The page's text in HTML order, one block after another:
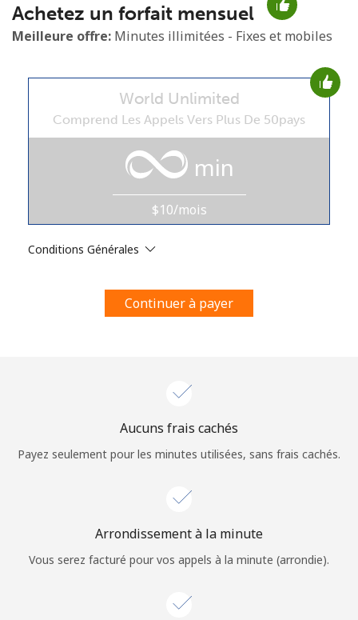
8 caractères minimum
Une lettre majuscule et une lettre minuscule
En créant un compte sur ce site, j'accepte les présentes
Rappel du mot de passe →
Achetez un forfait mensuel
Meilleure offre: Minutes illimitées - Fixes et mobiles
World Unlimited
Comprend Les Appels Vers Plus De 50pays
min
$10/mois
Conditions Générales
Continuer à payer
Aucuns frais cachés
Payez seulement pour les minutes utilisées, sans frais cachés.
Arrondissement à la minute
Vous serez facturé pour vos appels à la minute (arrondie).